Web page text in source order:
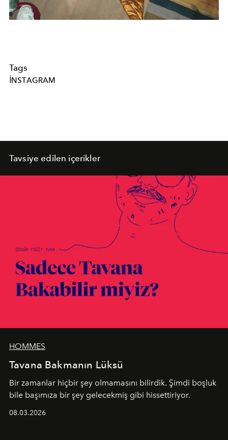
Tags
INSTAGRAM
Tavsiye edilen içerikler
HOMMES
Tavana Bakmanın Lüksü
Bir zamanlar hiçbir şey olmamasını bilirdik. Şimdi boşluk
bile başımıza bir şey gelecekmiş gibi hissettiriyor.
08.03.2026